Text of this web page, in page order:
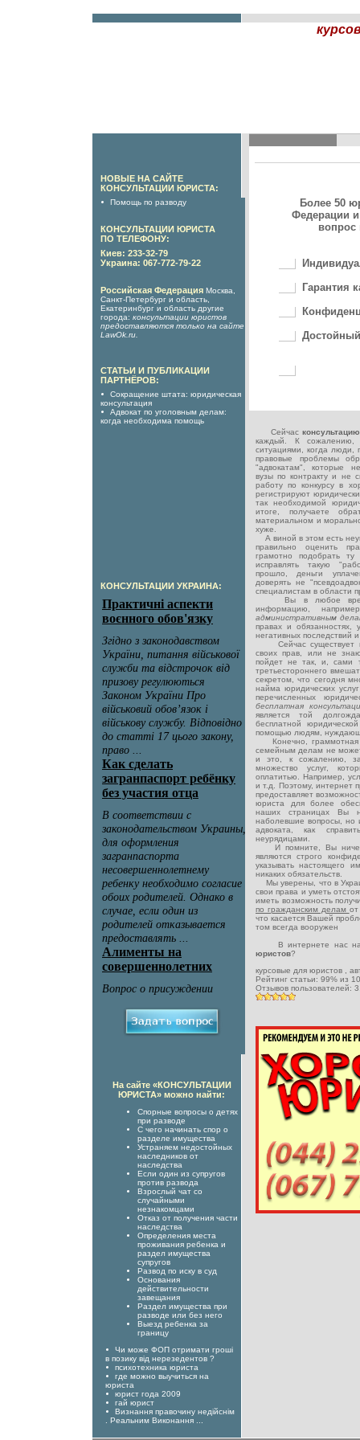
НОВЫЕ НА САЙТЕ
КОНСУЛЬТАЦИИ ЮРИСТА:
Помощь по разводу
КОНСУЛЬТАЦИИ ЮРИСТА
ПО ТЕЛЕФОНУ:
Киев: 233-32-79
Украина: 067-772-79-22
Российская Федерация Москва,
Санкт-Петербург и область,
Екатеринбург и область другие
города: консультации юристов
предоставляются только на сайте
LawOk.ru
СТАТЬИ И ПУБЛИКАЦИИ
ПАРТНЁРОВ:
Сокращение штата: юридическая
консультация
Адвокат по уголовным делам:
когда необходима помощь
КОНСУЛЬТАЦИИ УКРАИНА:
Более 50
Федерации
вопрос
Гарантия
Сейчас
каждый. К
ситуациями, когда люди,
правовые проблемы
"адвокатам", которые
вузы по контракту и не
работу по конкурсу в
регистрируют
так необходимой
итоге, получаете
материальном и
хуже.
А виной в этом есть
правильно оценить
грамотно подобрать
исправлять такую
прошло, деньги
доверять не
специалистам в области
Вы в любое время
информацию,
административным
правах и обязанностях,
негативных последствий
Сейчас существует
своих прав, или не
пойдет не так, и, сами
третьестороннего
секретом, что сегодня
найма юридических
перечисленных
бесплатная
является той
бесплатной
помощью людям,
Конечно, граммотная и
семейным делам не
и это, к сожалению,
множество услуг,
оплатитью. Например,
и т.д. Поэтому, интернет
предоставляет
юриста для более
наших страницах Вы
наболевшие вопросы, но
адвоката, как
неурядицами.
И помните, Вы
являются строго
указывать настоящего
никаких обязательств.
Мы уверены, что в
свои права и уметь
иметь возможность
по гражданским делам
что касается Вашей
том всегда вооружен
В интернете нас
юристов?
курсовые для юристов
,
Рейтинг статьи: 99% из
Отзывов пользователей: 3
На сайте «КОНСУЛЬТАЦИИ
ЮРИСТА» можно найти:
Спорные вопросы о детях
при разводе
С чего начинать спор о
разделе имущества
Устраняем недостойных
наследников от
наследства
Если один из супругов
против развода
Взрослый чат со
случайными
незнакомцами
Отказ от получения части
наследства
Определения места
проживания ребенка и
раздел имущества
супругов
Развод по иску в суд
Основания
действительности
завещания
Раздел имущества при
разводе или без него
Выезд ребенка за
границу
Чи може ФОП отримати гроші
в позику від нерезедентов ?
психотехника юриста
где можно выучиться на
юриста
юрист года 2009
гай юрист
Визнання правочину недійснім
. Реальним Виконання ...